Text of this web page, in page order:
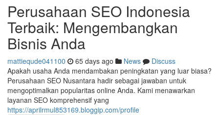
Perusahaan SEO Indonesia
Terbaik: Mengembangkan
Bisnis Anda
mattiequde041100 65 days ago News
Discuss
Apakah usaha Anda mendambakan peningkatan yang luar biasa?
Perusahaan SEO Nusantara hadir sebagai jawaban untuk
mengoptimalkan popularitas online Anda. Kami menawarkan
layanan SEO komprehensif yang
https://aprilrmul853169.bloggip.com/profile